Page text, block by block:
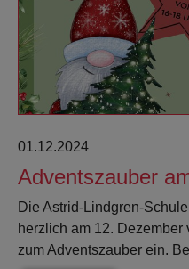
01.12.2024
Adventszauber
Die Astrid-Lindgren-
herzlich am 12.
zum Adventszauber ein.